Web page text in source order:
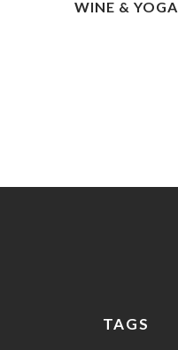
WINE & YOGA
TAGS